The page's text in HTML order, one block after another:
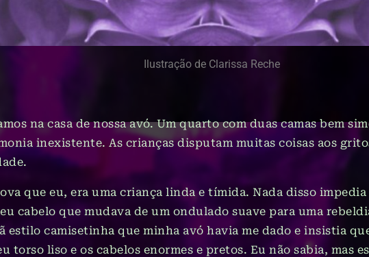
Ilustração de Clarissa Reche
na casa de nossa avó. Um quarto com duas camas bem
inexistente. As crianças disputam muitas coisas aos
que eu, era uma criança linda e tímida. Nada disso
cabelo que mudava de um ondulado suave para uma
camisetinha que minha avó havia me dado e insistia
torso liso e os cabelos enormes e pretos. Eu não sabia, mas